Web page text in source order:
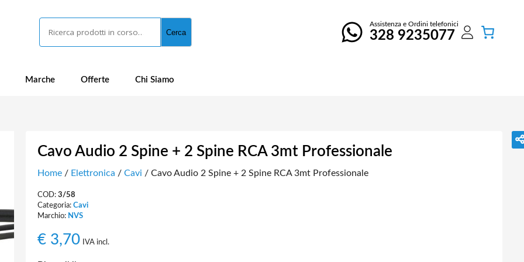
Cerca
Assistenza e Ordini telefonici
328 9235077
Marche Offerte Chi Siamo
Cavo Audio 2 Spine + 2 Spine RCA 3mt Professionale
Home/ Elettronica / Cavi / Cavo Audio 2 Spine + 2 Spine RCA 3mt Professionale
COD: 3/58
Categoria: Cavi
Marchio: NVS
€3,70 IVA incl.